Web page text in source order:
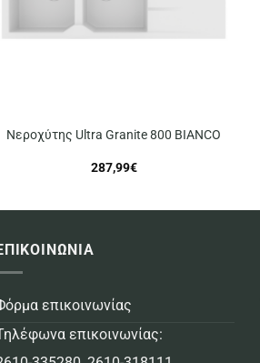
Νεροχύτης Ultra Granite 800 BIANCO
287,99€
επικοινωνίας
επικοινωνίας: